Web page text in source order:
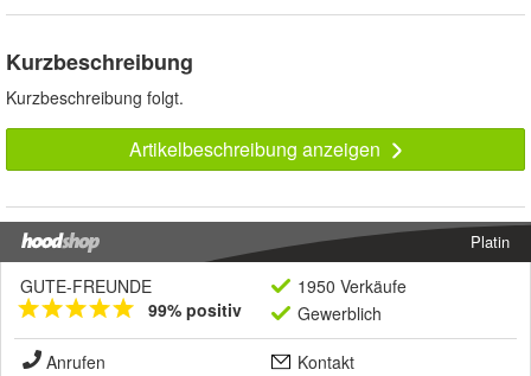
Kurzbeschreibung
Kurzbeschreibung folgt.
Artikelbeschreibung anzeigen
Platin
GUTE-FREUNDE
99% positiv
1950 Verkäufe
Gewerblich
Anrufen
Kontakt